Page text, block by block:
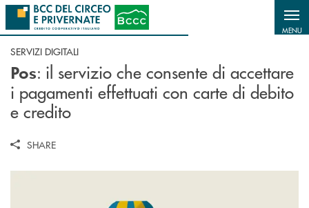
Salta al contenuto principale
MENU
SERVIZI DIGITALI
Pos: il servizio che consente di accettare
i pagamenti effettuati con carte di debito
e credito
SHARE